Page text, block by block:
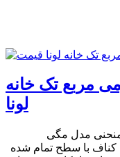
مربع تک خانه
لونا
مدل مگی
با سطح تمام شده